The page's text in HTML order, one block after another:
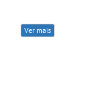
Ver mais